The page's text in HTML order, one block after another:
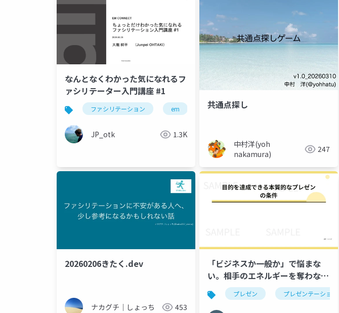
なんとなくわかった気になれるフ
ァシリテーター入門講座 #1
ファシリテーション em
JP_otk 1.3K
共通点探し
中村洋(yoh
nakamura)
247
20260206きたく.dev
ナカグチ｜しょっち 453
「ビジネスか一般か」で悩まな
い。相手のエネルギーを奪わない
プレゼン思考
プレゼン プレゼンテーション